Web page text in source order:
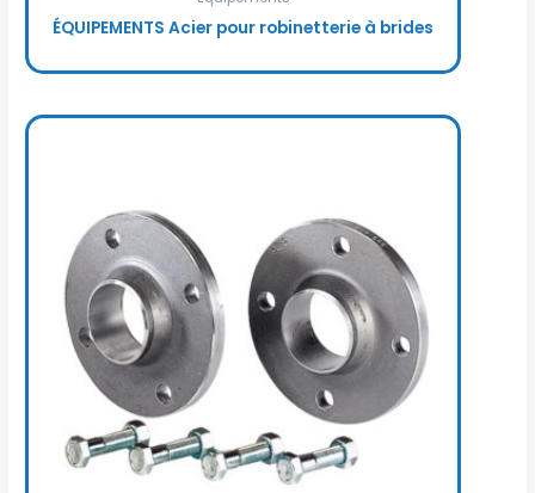
ÉQUIPEMENTS Acier pour robinetterie à brides